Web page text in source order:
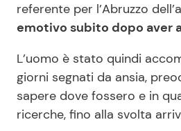
referente per l’Abruzzo
emotivo subito dopo aver
L’uomo è stato quindi
giorni segnati da ansia,
sapere dove fossero e in
ricerche, fino alla svolta